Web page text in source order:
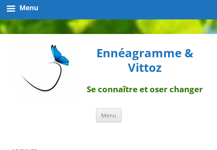
Ennéagramme &
Vittoz
Se connaître et oser changer
Menu Aller
contenu
Menu